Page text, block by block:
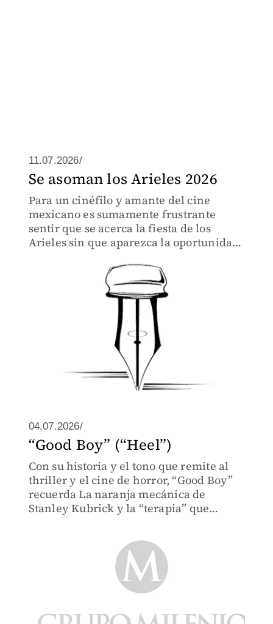
11.07.2026/
Se asoman los Arieles 2026
Para un cinéfilo y amante del cine
mexicano es sumamente frustrante
sentir que se acerca la fiesta de los
Arieles sin que aparezca la oportunidad
04.07.2026/
“Good Boy” (“Heel”)
Con su historia y el tono que remite al
thriller y el cine de horror, “Good Boy”
recuerda La naranja mecánica de
Stanley Kubrick y la “terapia” que
líder de una banda juvenil.